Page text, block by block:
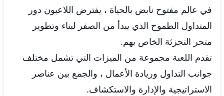
في عالم مفتوح نابض بالحياة ، يفترض اللاعبون دور
المتداول الطموح الذي يبدأ من الصفر لبناء وتطوير
متجر التجزئة الخاص بهم.
تقدم اللعبة مجموعة من الميزات التي تشمل مختلف
جوانب التداول وريادة الأعمال ، والجمع بين عناصر
الاستراتيجية والإدارة والاستكشاف.